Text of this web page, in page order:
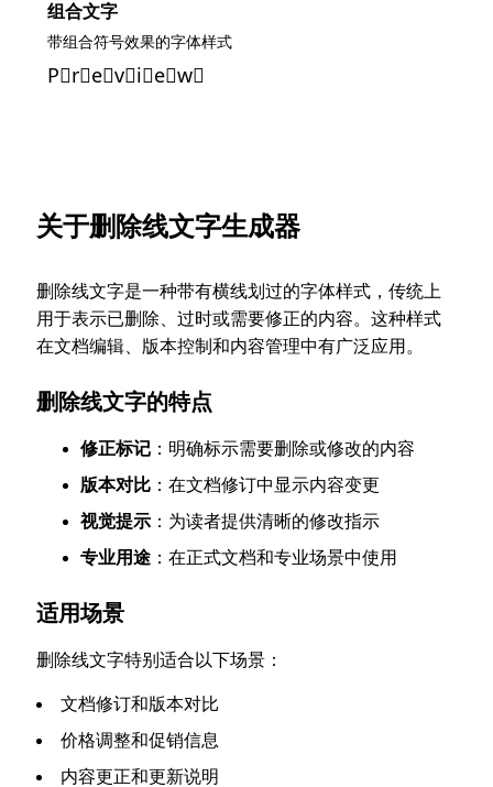
组合文字
带组合符号效果的字体样式
P⃠r⃠e⃠v⃠i⃠e⃠w⃠
关于删除线文字生成器
删除线文字是一种带有横线划过的字体样式，传统上
用于表示已删除、过时或需要修正的内容。这种样式
在文档编辑、版本控制和内容管理中有广泛应用。
删除线文字的特点
修正标记 ：明确标示需要删除或修改的内容
版本对比 ：在文档修订中显示内容变更
视觉提示 ：为读者提供清晰的修改指示
专业用途 ：在正式文档和专业场景中使用
适用场景
删除线文字特别适合以下场景：
文档修订和版本对比
价格调整和促销信息
内容更正和更新说明